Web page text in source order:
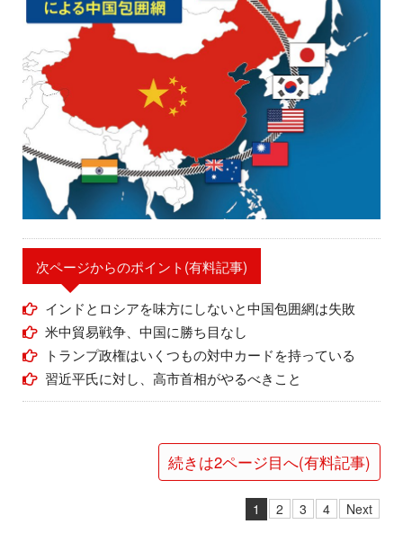
次ページからのポイント(有料記事)
インドとロシアを味方にしないと中国包囲網は失敗
米中貿易戦争、中国に勝ち目なし
トランプ政権はいくつもの対中カードを持っている
習近平氏に対し、高市首相がやるべきこと
続きは2ページ目へ(有料記事)
1 2 3 4 Next